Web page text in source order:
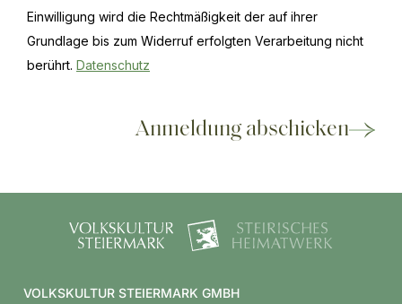
Einwilligung wird die Rechtmäßigkeit der auf ihrer
Grundlage bis zum Widerruf erfolgten Verarbeitung nicht
berührt. Datenschutz
Anmeldung abschicken
VOLKSKULTUR STEIERMARK GMBH